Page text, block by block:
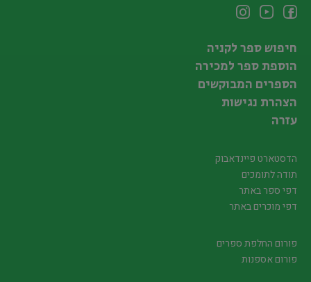
חיפוש ספר לקניה
הוספת ספר למכירה
הספרים המבוקשים
הצהרת נגישות
עזרה
הדסטארט פיינדאבוק
תודה לתומכים
דפי ספר באתר
דפי מוכרים באתר
פורום החלפת ספרים
פורום אספנות